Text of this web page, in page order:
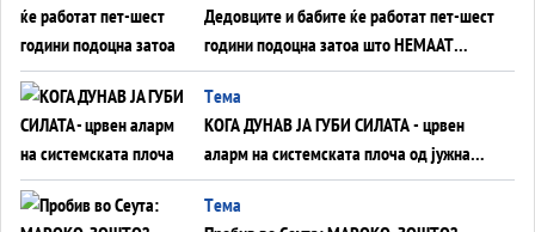
Дедовците и бабите ќе работат пет-шест
години подоцна затоа што НЕМААТ
ВНУЦИ ДА ГИ ЗАМЕНАТ
Tема
КОГА ДУНАВ ЈА ГУБИ СИЛАТА - црвен
аларм на системската плоча од јужна
Германија до Црното Море...
Tема